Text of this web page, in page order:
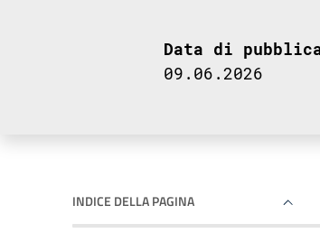
Data di
09.06.2026
INDICE DELLA PAGINA